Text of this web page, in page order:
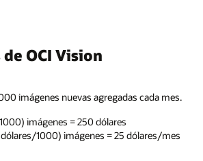
OCI Vision
imágenes nuevas agregadas cada mes.
imágenes = 250 dólares
1000) imágenes = 25 dólares/mes